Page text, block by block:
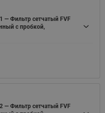
— Фильтр сетчатый FVF
с пробкой,
— Фильтр сетчатый FVF